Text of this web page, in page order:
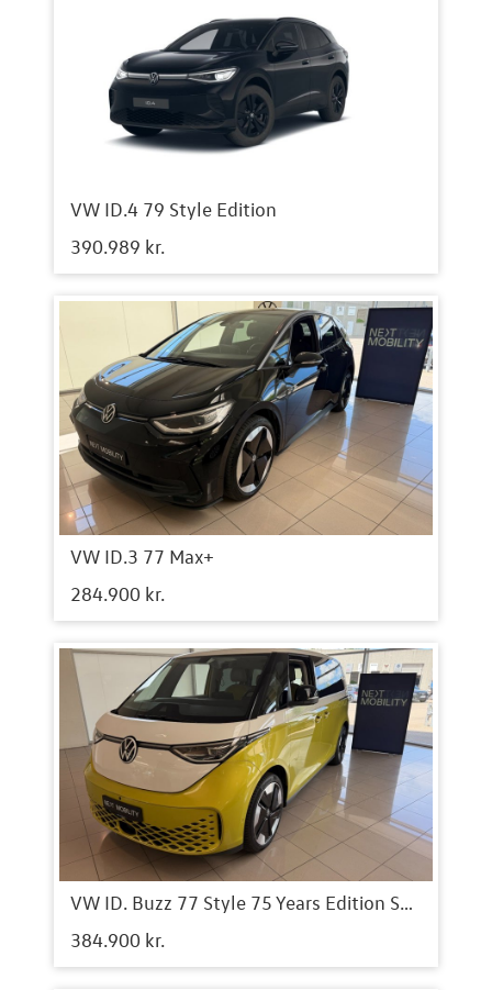
VW ID.4 79 Style Edition
390.989 kr.
VW ID.3 77 Max+
284.900 kr.
VW ID. Buzz 77 Style 75 Years Edition SWB
384.900 kr.